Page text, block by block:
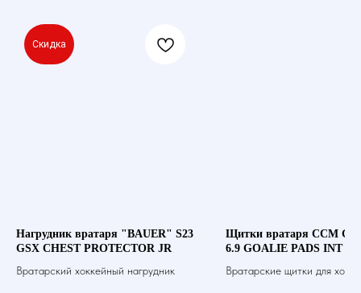
Скидка
Нагрудник вратаря "BAUER" S23
GSX CHEST PROTECTOR JR
Вратарский хоккейный нагрудник
Щитки вратаря CCM GP
6.9 GOALIE PADS INT
Вратарские щитки для